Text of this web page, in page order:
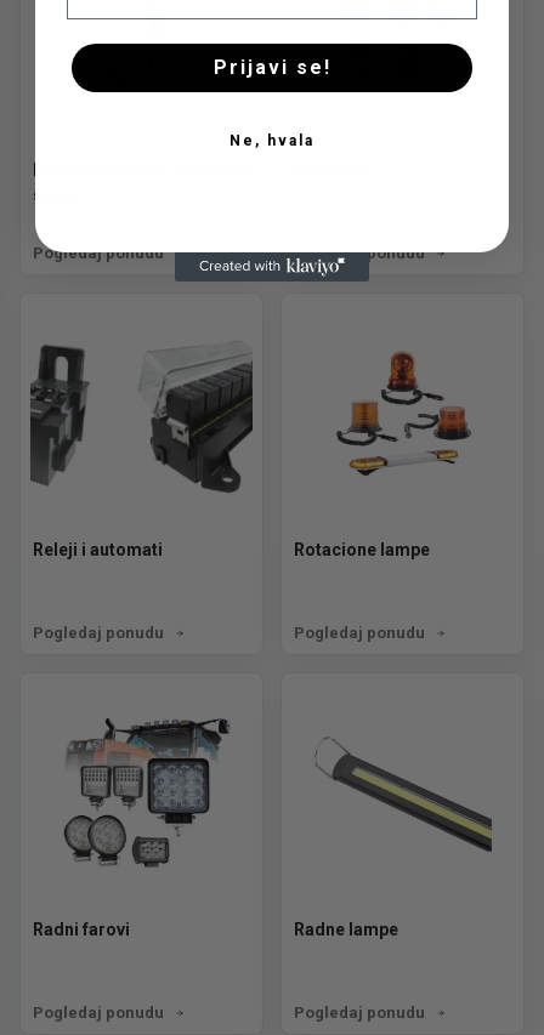
stope
Pogledaj ponudu Pogledaj ponudu
Releji i automati
Pogledaj ponudu
Rotacione lampe
Pogledaj ponudu
Radni farovi
Pogledaj ponudu
Radne lampe
Pogledaj ponudu
Prijavi se!
Ne, hvala